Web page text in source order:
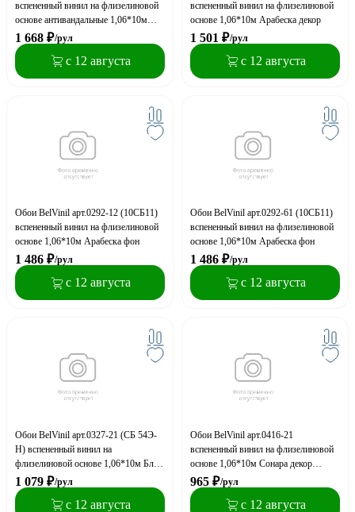
вспененный винил на флизелиновой
основе антивандальные 1,06*10м
Лагуна/Laguna декор
1 668 ₽/рул
с 12 августа
вспененный винил на флизелиновой
основе 1,06*10м Арабеска декор
1 501 ₽/рул
с 12 августа
Обои BelVinil арт.0292-12 (10СБ11)
вспененный винил на флизелиновой
основе 1,06*10м Арабеска фон
1 486 ₽/рул
с 12 августа
Обои BelVinil арт.0292-61 (10СБ11)
вспененный винил на флизелиновой
основе 1,06*10м Арабеска фон
1 486 ₽/рул
с 12 августа
Обои BelVinil арт.0327-21 (СБ 54Э-
Н) вспененный винил на
флизелиновой основе 1,06*10м Блюз
декор (эксклюзив)
1 079 ₽/рул
с 12 августа
Обои BelVinil арт.0416-21
вспененный винил на флизелиновой
основе 1,06*10м Сонара декор
(эксклюзив)
965 ₽/рул
с 12 августа